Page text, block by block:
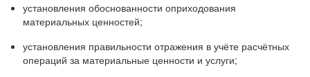
установления обоснованности оприходования
материальных ценностей;
установления правильности отражения в учёте расчётных
операций за материальные ценности и услуги;